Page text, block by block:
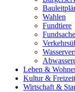
Wahlen
Fundtiere
Leben &
Kultur & Freizeit
Wirtschaft &